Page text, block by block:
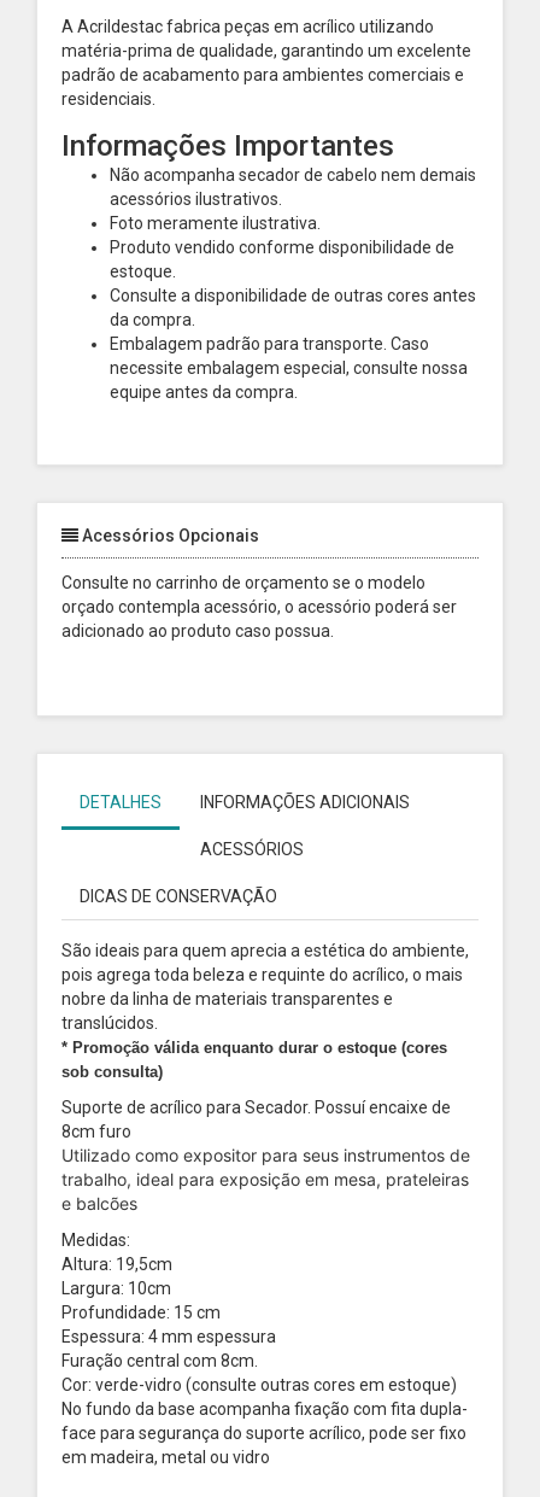
A Acrildestac fabrica peças em acrílico utilizando
matéria-prima de qualidade, garantindo um excelente
padrão de acabamento para ambientes comerciais e
residenciais.
Informações Importantes
Não acompanha secador de cabelo nem demais
acessórios ilustrativos.
Foto meramente ilustrativa.
Produto vendido conforme disponibilidade de
estoque.
Consulte a disponibilidade de outras cores antes
da compra.
Embalagem padrão para transporte. Caso
necessite embalagem especial, consulte nossa
equipe antes da compra.
Acessórios Opcionais
Consulte no carrinho de orçamento se o modelo
orçado contempla acessório, o acessório poderá ser
adicionado ao produto caso possua.
DETALHES INFORMAÇÕES ADICIONAIS
ACESSÓRIOS
DICAS DE CONSERVAÇÃO
São ideais para quem aprecia a estética do ambiente,
pois agrega toda beleza e requinte do acrílico, o mais
nobre da linha de materiais transparentes e
translúcidos.
* Promoção válida enquanto durar o estoque (cores
sob consulta)
Suporte de acrílico para Secador. Possuí encaixe de
8cm furo
Utilizado como expositor para seus instrumentos de
trabalho, ideal para exposição em mesa, prateleiras
e balcões
Medidas:
Altura: 19,5cm
Largura: 10cm
Profundidade: 15 cm
Espessura: 4 mm espessura
Furação central com 8cm.
Cor: verde-vidro (consulte outras cores em estoque)
No fundo da base acompanha fixação com fita dupla-
face para segurança do suporte acrílico, pode ser fixo
em madeira, metal ou vidro